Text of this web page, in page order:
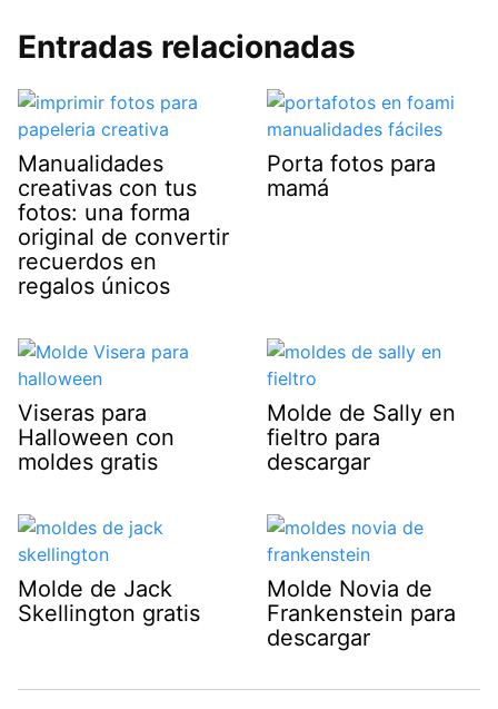
Entradas relacionadas
Manualidades
creativas con tus
fotos: una forma
original de convertir
recuerdos en
regalos únicos
Porta fotos para
mamá
Viseras para
Halloween con
moldes gratis
Molde de Sally en
fieltro para
descargar
Molde de Jack
Skellington gratis
Molde Novia de
Frankenstein para
descargar